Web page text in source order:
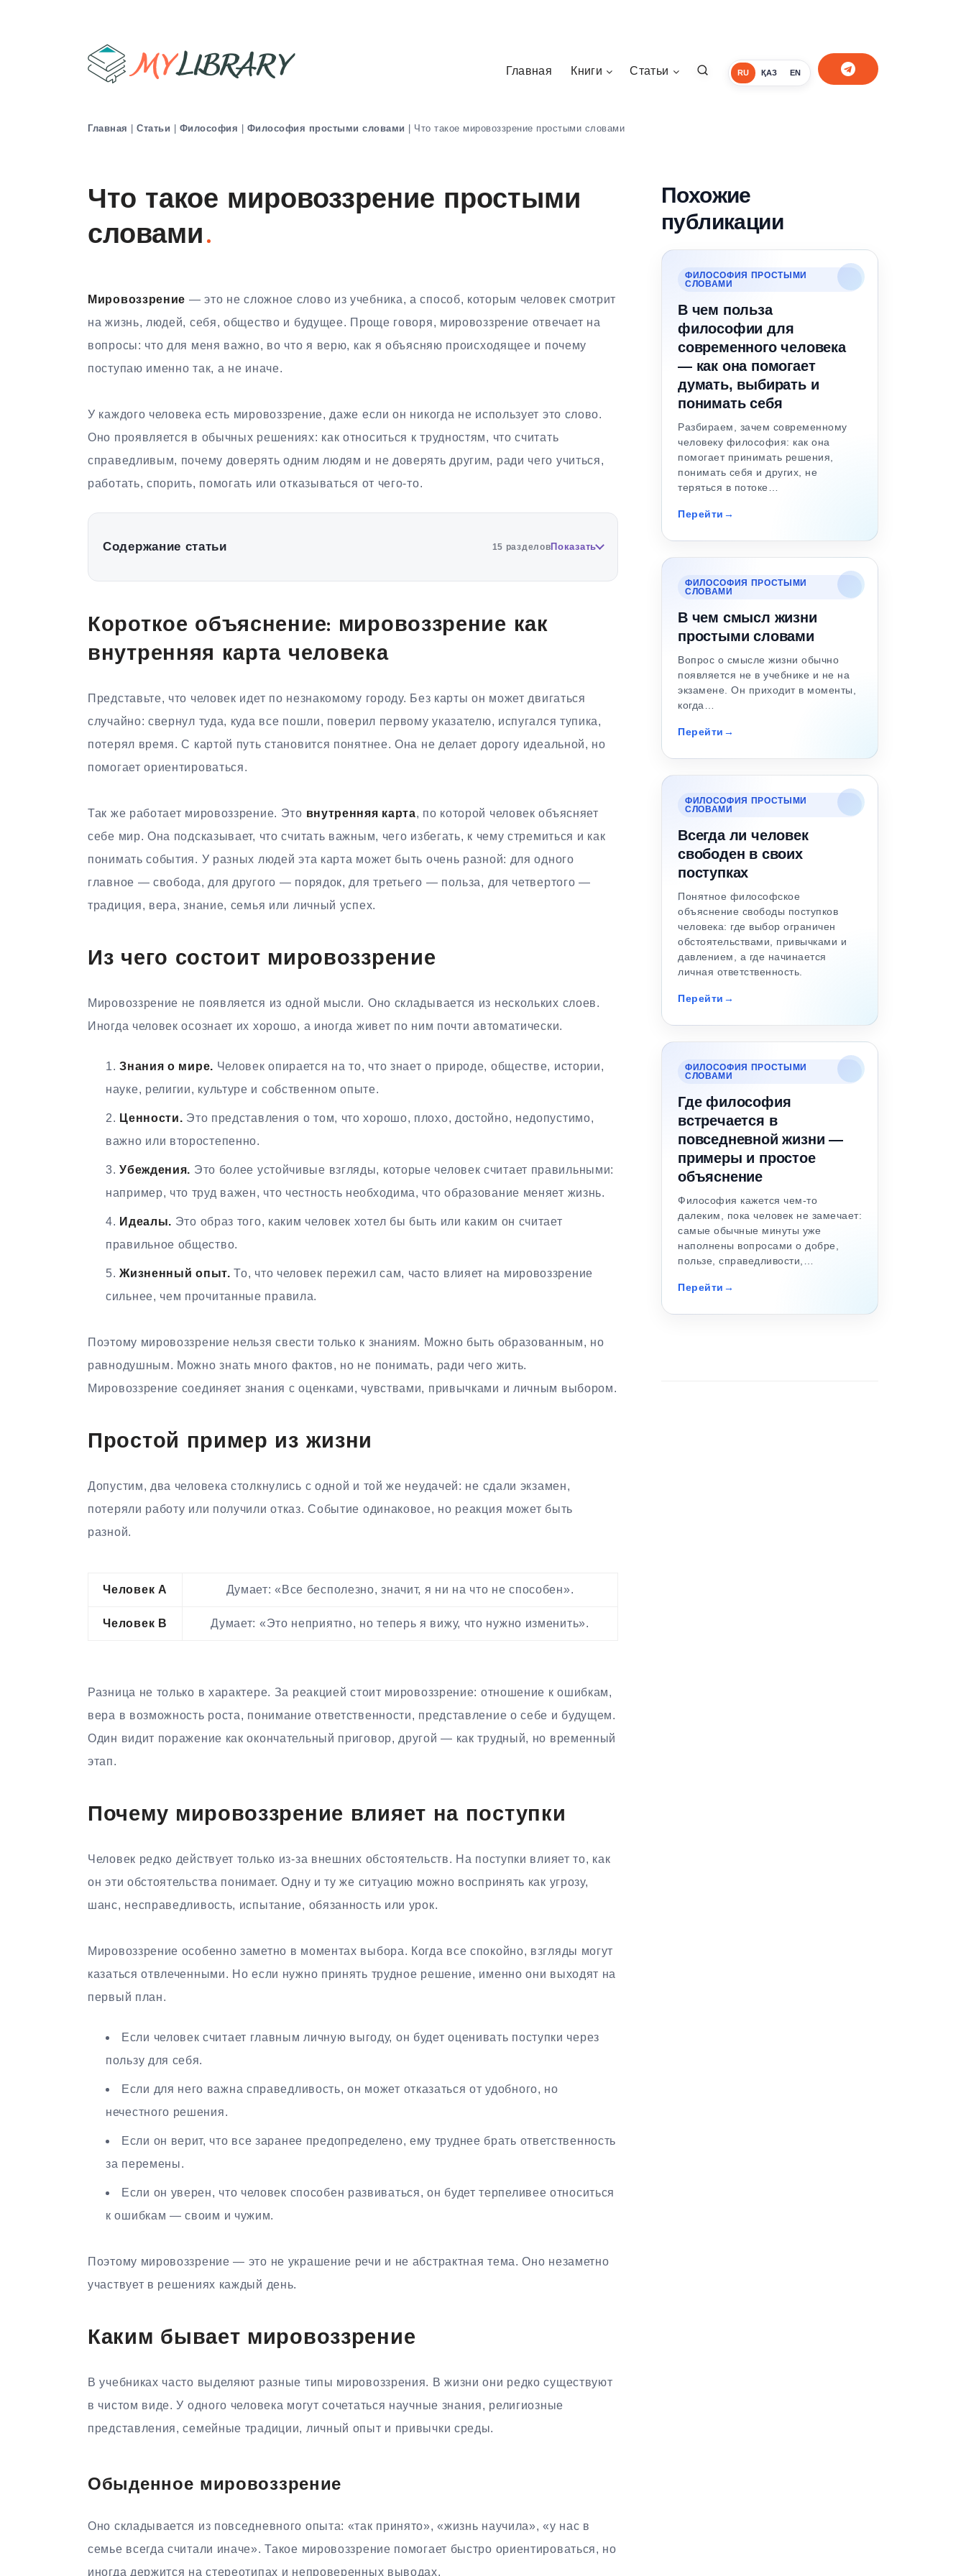
RU ҚАЗ EN
Главная Книги Статьи
Главная | Статьи | Философия | Философия простыми словами | Что такое мировоззрение простыми словами
Что такое мировоззрение простыми
словами
Мировоззрение — это не сложное слово из учебника, а способ, которым человек смотрит
на жизнь, людей, себя, общество и будущее. Проще говоря, мировоззрение отвечает на
вопросы: что для меня важно, во что я верю, как я объясняю происходящее и почему
поступаю именно так, а не иначе.
У каждого человека есть мировоззрение, даже если он никогда не использует это слово.
Оно проявляется в обычных решениях: как относиться к трудностям, что считать
справедливым, почему доверять одним людям и не доверять другим, ради чего учиться,
работать, спорить, помогать или отказываться от чего-то.
Содержание статьи 15 разделовПоказать
Короткое объяснение: мировоззрение как
внутренняя карта человека
Представьте, что человек идет по незнакомому городу. Без карты он может двигаться
случайно: свернул туда, куда все пошли, поверил первому указателю, испугался тупика,
потерял время. С картой путь становится понятнее. Она не делает дорогу идеальной, но
помогает ориентироваться.
Так же работает мировоззрение. Это внутренняя карта, по которой человек объясняет
себе мир. Она подсказывает, что считать важным, чего избегать, к чему стремиться и как
понимать события. У разных людей эта карта может быть очень разной: для одного
главное — свобода, для другого — порядок, для третьего — польза, для четвертого —
традиция, вера, знание, семья или личный успех.
Из чего состоит мировоззрение
Мировоззрение не появляется из одной мысли. Оно складывается из нескольких слоев.
Иногда человек осознает их хорошо, а иногда живет по ним почти автоматически.
Знания о мире. Человек опирается на то, что знает о природе, обществе, истории,
науке, религии, культуре и собственном опыте.
Ценности. Это представления о том, что хорошо, плохо, достойно, недопустимо,
важно или второстепенно.
Убеждения. Это более устойчивые взгляды, которые человек считает правильными:
например, что труд важен, что честность необходима, что образование меняет жизнь.
Идеалы. Это образ того, каким человек хотел бы быть или каким он считает
правильное общество.
Жизненный опыт. То, что человек пережил сам, часто влияет на мировоззрение
сильнее, чем прочитанные правила.
Поэтому мировоззрение нельзя свести только к знаниям. Можно быть образованным, но
равнодушным. Можно знать много фактов, но не понимать, ради чего жить.
Мировоззрение соединяет знания с оценками, чувствами, привычками и личным выбором.
Простой пример из жизни
Допустим, два человека столкнулись с одной и той же неудачей: не сдали экзамен,
потеряли работу или получили отказ. Событие одинаковое, но реакция может быть
разной.
Человек A Думает: «Все бесполезно, значит, я ни на что не способен».
Человек B Думает: «Это неприятно, но теперь я вижу, что нужно изменить».
Разница не только в характере. За реакцией стоит мировоззрение: отношение к ошибкам,
вера в возможность роста, понимание ответственности, представление о себе и будущем.
Один видит поражение как окончательный приговор, другой — как трудный, но временный
этап.
Почему мировоззрение влияет на поступки
Человек редко действует только из-за внешних обстоятельств. На поступки влияет то, как
он эти обстоятельства понимает. Одну и ту же ситуацию можно воспринять как угрозу,
шанс, несправедливость, испытание, обязанность или урок.
Мировоззрение особенно заметно в моментах выбора. Когда все спокойно, взгляды могут
казаться отвлеченными. Но если нужно принять трудное решение, именно они выходят на
первый план.
Если человек считает главным личную выгоду, он будет оценивать поступки через
пользу для себя.
Если для него важна справедливость, он может отказаться от удобного, но
нечестного решения.
Если он верит, что все заранее предопределено, ему труднее брать ответственность
за перемены.
Если он уверен, что человек способен развиваться, он будет терпеливее относиться
к ошибкам — своим и чужим.
Поэтому мировоззрение — это не украшение речи и не абстрактная тема. Оно незаметно
участвует в решениях каждый день.
Каким бывает мировоззрение
В учебниках часто выделяют разные типы мировоззрения. В жизни они редко существуют
в чистом виде. У одного человека могут сочетаться научные знания, религиозные
представления, семейные традиции, личный опыт и привычки среды.
Обыденное мировоззрение
Оно складывается из повседневного опыта: «так принято», «жизнь научила», «у нас в
семье всегда считали иначе». Такое мировоззрение помогает быстро ориентироваться, но
иногда держится на стереотипах и непроверенных выводах.
Похожие
публикации
ФИЛОСОФИЯ ПРОСТЫМИ
СЛОВАМИ
В чем польза
философии для
современного человека
— как она помогает
думать, выбирать и
понимать себя
Разбираем, зачем современному
человеку философия: как она
помогает принимать решения,
понимать себя и других, не
теряться в потоке…
Перейти
ФИЛОСОФИЯ ПРОСТЫМИ
СЛОВАМИ
В чем смысл жизни
простыми словами
Вопрос о смысле жизни обычно
появляется не в учебнике и не на
экзамене. Он приходит в моменты,
когда…
Перейти
ФИЛОСОФИЯ ПРОСТЫМИ
СЛОВАМИ
Всегда ли человек
свободен в своих
поступках
Понятное философское
объяснение свободы поступков
человека: где выбор ограничен
обстоятельствами, привычками и
давлением, а где начинается
личная ответственность.
Перейти
ФИЛОСОФИЯ ПРОСТЫМИ
СЛОВАМИ
Где философия
встречается в
повседневной жизни —
примеры и простое
объяснение
Философия кажется чем-то
далеким, пока человек не замечает:
самые обычные минуты уже
наполнены вопросами о добре,
пользе, справедливости,…
Перейти